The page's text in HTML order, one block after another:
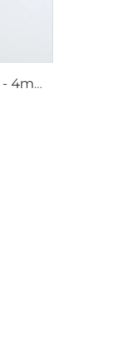
4mm Aluminium-Kompositeplatte - 4mm 1220mm x 2440mm (122cm x 244cm)